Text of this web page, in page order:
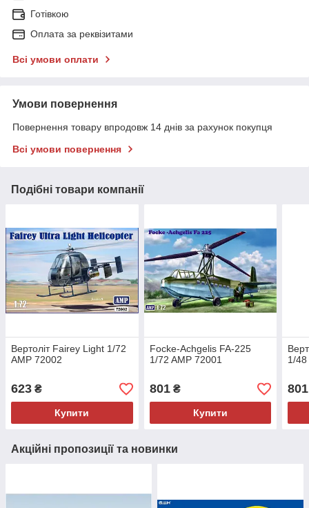
Готівкою
Оплата за реквізитами
Всі умови оплати
Умови повернення
Повернення товару впродовж 14 днів за рахунок покупця
Всі умови повернення
Подібні товари компанії
Вертоліт Fairey Light 1/72
AMP 72002
623 ₴
Купити
Focke-Achgelis FA-225
1/72 AMP 72001
801₴
Купити
1/
801
Акційні пропозиції та новинки